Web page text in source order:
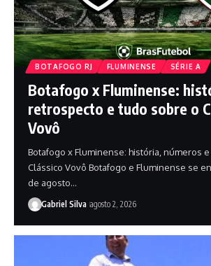
BOTAFOGO RJ FLUMINENSE SÉRIE A
Botafogo x Fluminense:
retrospecto e tudo sobre o
Vovô
Botafogo x Fluminense: história, números
Clássico Vovô Botafogo e Fluminense se
de agosto…
Gabriel Silva agosto 2, 2026